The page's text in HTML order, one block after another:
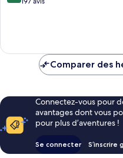
Comparer des
Connectez-vous pour
avantages dont vous
pour plus d’aventures !
Se connecter